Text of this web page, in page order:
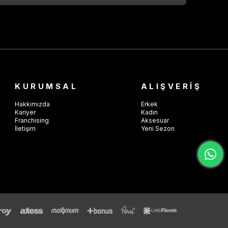
KURUMSAL
Hakkımızda
Kariyer
Franchising
İletişim
ALIŞVERİŞ
Erkek
Kadın
Aksesuar
Yeni Sezon